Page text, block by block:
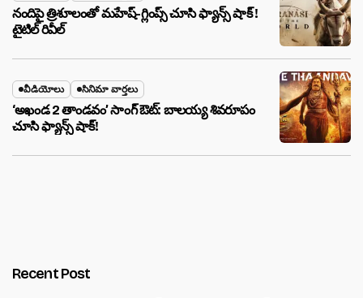
నందిపై త్రిశూలంతో మహేష్-గ్లింప్స్ చూసి ఫ్యాన్స్ షాక్ !
టైటిల్ రివీల్
వీడియోలు సినిమా వార్తలు
‘అఖండ 2 తాండవం’ సాంగ్ ఔట్: బాలయ్య శివరూపం
చూసి ఫ్యాన్స్ షాక్!
Recent Post